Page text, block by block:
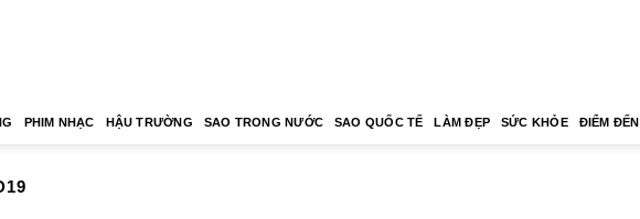
PHIM NHẠC HẬU TRƯỜNG SAO TRONG NƯỚC SAO QUỐC TẾ LÀM ĐẸP SỨC KHỎE ĐIỂM ĐẾN